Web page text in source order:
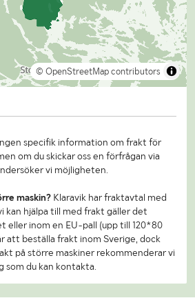
© OpenStreetMap contributors
specifik information om frakt för
om du skickar oss en förfrågan via
vi möjligheten.
maskin? Klaravik har fraktavtal med
kan hjälpa till med frakt gäller det
eller inom en EU-pall (upp till 120*80
att beställa frakt inom Sverige, dock
på större maskiner rekommenderar vi
du kan kontakta.